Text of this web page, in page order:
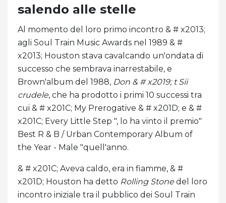
salendo alle stelle
Al momento del loro primo incontro & # x2013;
agli Soul Train Music Awards nel 1989 & #
x2013; Houston stava cavalcando un'ondata di
successo che sembrava inarrestabile, e
Brown'album del 1988, Don & # x2019; t Sii
crudele, che ha prodotto i primi 10 successi tra
cui & # x201C; My Prerogative & # x201D; e & #
x201C; Every Little Step ", lo ha vinto il premio"
Best R & B / Urban Contemporary Album of
the Year - Male "quell'anno.
& # x201C; Aveva caldo, era in fiamme, & #
x201D; Houston ha detto Rolling Stonedel loro
incontro iniziale tra il pubblico dei Soul Train